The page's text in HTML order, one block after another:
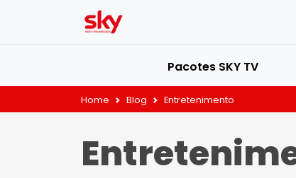
Pacotes SKY TV
Home Blog Entretenimento